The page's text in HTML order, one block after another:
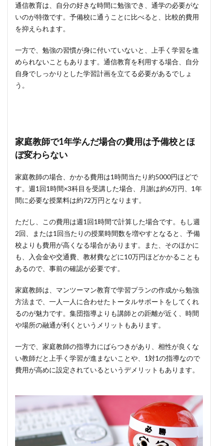
通信教育は、自分の好きな時間に勉強でき、通学の必要がな
いのが特徴です。予備校に通うことに比べると、比較的費用
を抑えられます。
一方で、勉強の習慣が身に付いていないと、上手く学習を進
められないこともあります。通信教育を利用する場合、自分
自身でしっかりとした学習計画を立てる必要があるでしょ
う。
家庭教師で1年学んだ場合の費用は予備校とほ
ぼ変わらない
家庭教師の場合、かかる費用は1時間当たり約5000円ほどで
す。週1回1時間×3科目を受講した場合、月謝は約6万円、1年
間に必要な授業料は約72万円となります。
ただし、この費用は週1回1時間で計算した場合です。もし週
2回、または1回当たりの授業時間数を増やすとなると、予備
校よりも費用が高くなる場合があります。また、そのほかに
も、入会金や交通費、教材費などに10万円ほどかかることも
あるので、事前の確認が必要です。
家庭教師は、マンツーマン教育で学習プランの作成から勉強
方法まで、一人一人に合わせたトータルサポートをしてくれ
るのが魅力です。集団指導よりも講師との距離が近く、時間
や場所の融通が利くというメリットもあります。
一方で、家庭教師の指導力にばらつきがあり、相性が良くな
い教師だと上手く学習が進まないことや、1対1の指導なので
費用が高めに設定されているというデメリットもあります。